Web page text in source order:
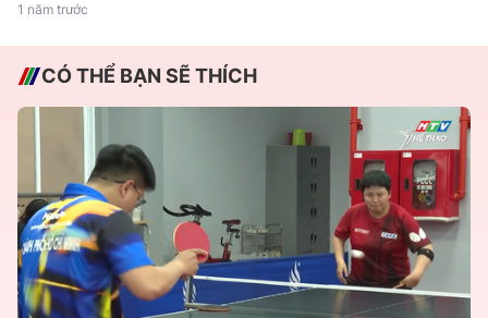
1 năm trước
CÓ THỂ BẠN SẼ THÍCH